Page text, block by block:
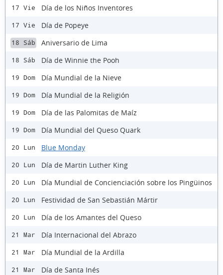
17 Vie Día de los Niños Inventores
17 Vie Día de Popeye
18 Sáb Aniversario de Lima
18 Sáb Día de Winnie the Pooh
19 Dom Día Mundial de la Nieve
19 Dom Día Mundial de la Religión
19 Dom Día de las Palomitas de Maíz
19 Dom Día Mundial del Queso Quark
20 Lun Blue Monday
20 Lun Día de Martin Luther King
20 Lun Día Mundial de Concienciación sobre los Pingüinos
20 Lun Festividad de San Sebastián Mártir
20 Lun Día de los Amantes del Queso
21 Mar Día Internacional del Abrazo
21 Mar Día Mundial de la Ardilla
21 Mar Día de Santa Inés